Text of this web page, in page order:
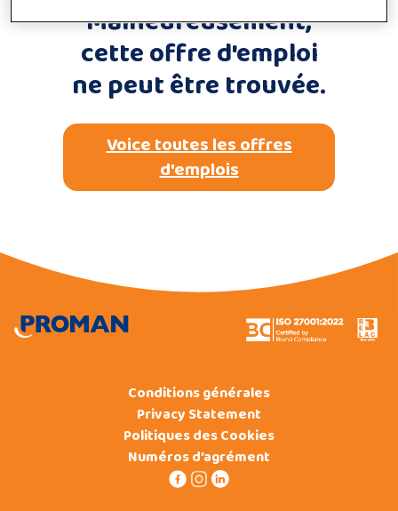
Malheureusement,
cette offre d'emploi
ne peut être trouvée.
Voice toutes les offres
d'emplois
Conditions générales
Privacy Statement
Politiques des Cookies
Numéros d’agrément